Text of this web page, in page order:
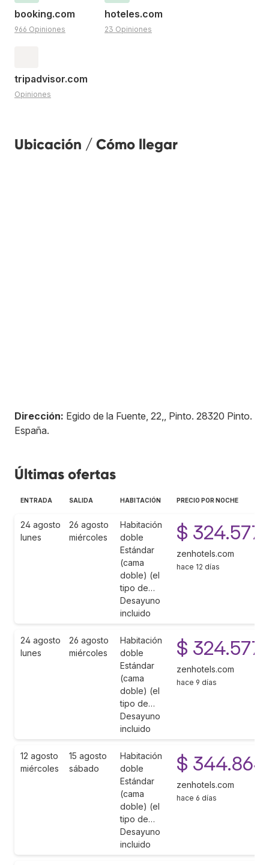
booking.com
966 Opiniones
hoteles.com
23 Opiniones
tripadvisor.com
Opiniones
Ubicación / Cómo llegar
Dirección: Egido de la Fuente, 22,, Pinto. 28320 Pinto.
España.
Últimas ofertas
ENTRADA SALIDA HABITACIÓN PRECIO POR NOCHE
24 agosto
lunes
26 agosto
miércoles
Habitación
doble
Estándar
(cama
doble) (el
tipo de…
Desayuno
incluido
$ 324.577
zenhotels.com
hace 12 días
24 agosto
lunes
26 agosto
miércoles
Habitación
doble
Estándar
(cama
doble) (el
tipo de…
Desayuno
incluido
$ 324.577
zenhotels.com
hace 9 días
12 agosto
miércoles
15 agosto
sábado
Habitación
doble
Estándar
(cama
doble) (el
tipo de…
Desayuno
incluido
$ 344.864
zenhotels.com
hace 6 días